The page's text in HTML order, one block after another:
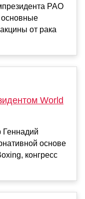
РАО
от рака
World
Геннадий
основе
конгресс